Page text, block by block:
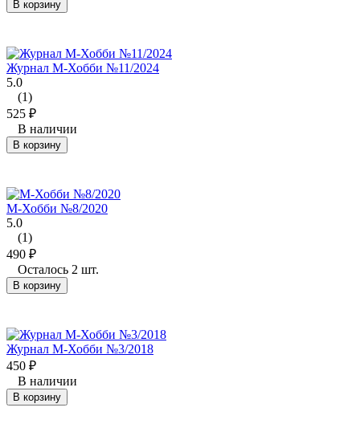
В корзину
Журнал М-Хобби №11/2024
5.0
(1)
525 ₽
В наличии
В корзину
М-Хобби №8/2020
5.0
(1)
490 ₽
Осталось 2 шт.
В корзину
Журнал М-Хобби №3/2018
450 ₽
В наличии
В корзину